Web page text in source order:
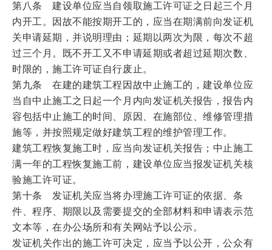
第八条 建设单位应当自领取施工许可证之日起三个月
内开工。因故不能按期开工的，应当在期满前向发证机
关申请延期，并说明理由；延期以两次为限，每次不超
过三个月。既不开工又不申请延期或者超过延期次数、
时限的，施工许可证自行废止。
第九条 在建的建筑工程因故中止施工的，建设单位应
当自中止施工之日起一个月内向发证机关报告，报告内
容包括中止施工的时间、原因、在施部位、维修管理措
施等，并按照规定做好建筑工程的维护管理工作。
建筑工程恢复施工时，应当向发证机关报告；中止施工
满一年的工程恢复施工前，建设单位应当报发证机关核
验施工许可证。
第十条 发证机关应当将办理施工许可证的依据、条
件、程序、期限以及需要提交的全部材料和申请表示范
文本等，在办公场所和有关网站予以公示。
发证机关作出的施工许可决定，应当予以公开，公众有